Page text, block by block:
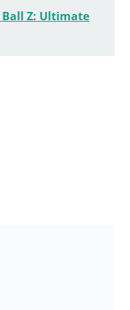
Ball Z: Ultimate